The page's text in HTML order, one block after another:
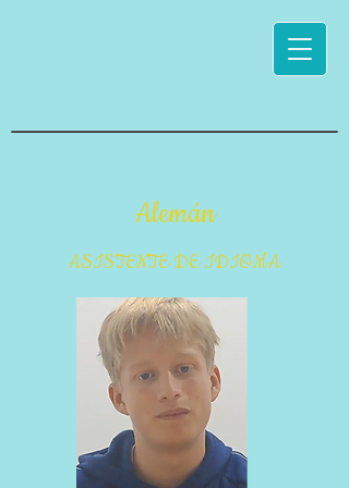
Alemán
ASISTENTE DE IDIOMA